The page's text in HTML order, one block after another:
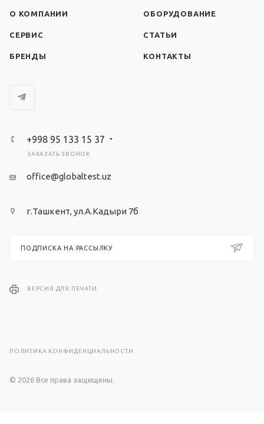
О КОМПАНИИ ОБОРУДОВАНИЕ
СЕРВИС СТАТЬИ
БРЕНДЫ КОНТАКТЫ
+998 95 133 15 37
ЗАКАЗАТЬ ЗВОНОК
office@globaltest.uz
г.Ташкент, ул.А.Кадыри 7б
ПОДПИСКА НА РАССЫЛКУ
ВЕРСИЯ ДЛЯ ПЕЧАТИ
ПОЛИТИКА КОНФИДЕНЦИАЛЬНОСТИ
© 2026 Все права защищены.